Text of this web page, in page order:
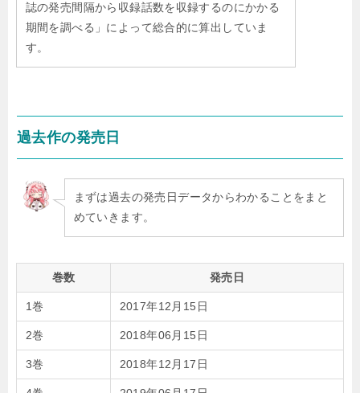
誌の発売間隔から収録話数を収録するのにかかる
期間を調べる」によって総合的に算出していま
す。
過去作の発売日
まずは過去の発売日データからわかることをまと
めていきます。
巻数 発売日
1巻 2017年12月15日
2巻 2018年06月15日
3巻 2018年12月17日